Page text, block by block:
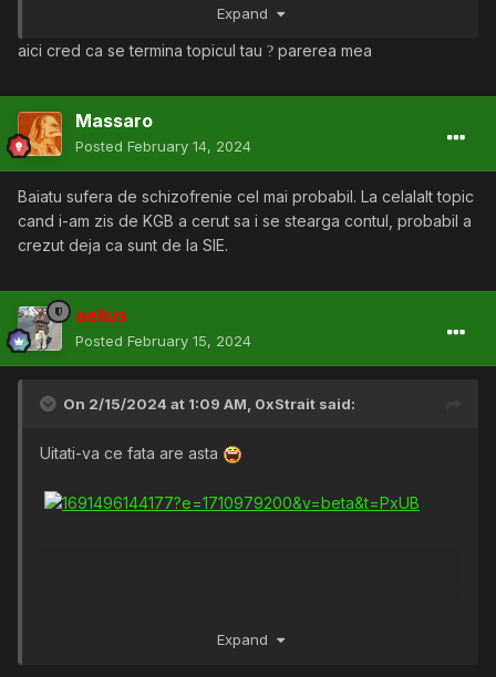
BTW: Bill Gates, I'm waiting the money!
Expand
aici cred ca se termina topicul tau ? parerea mea
Massaro
Posted February 14, 2024
Baiatu sufera de schizofrenie cel mai probabil. La celalalt topic
cand i-am zis de KGB a cerut sa i se stearga contul, probabil a
crezut deja ca sunt de la SIE.
aelius
Posted February 15, 2024
On 2/15/2024 at 1:09 AM, 0xStrait said:
Uitati-va ce fata are asta
Expand